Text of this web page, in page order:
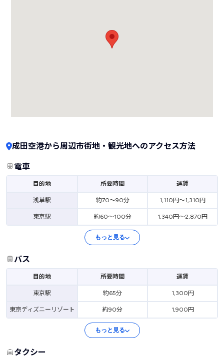
成田空港から周辺市街地・観光地へのアクセス方法
電車
目的地 所要時間 運賃
浅草駅 約70～90分 1,110円～1,310円
東京駅 約60～100分 1,340円～2,870円
もっと見る
バス
目的地 所要時間 運賃
東京駅 約65分 1,300円
東京ディズニーリゾート 約90分 1,900円
もっと見る
タクシー